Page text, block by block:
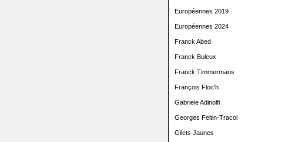
Européennes 2019
Européennes 2024
Franck Abed
Franck Buleux
Franck Timmermans
François Floc'h
Gabriele Adinolfi
Georges Feltin-Tracol
Gilets Jaunes